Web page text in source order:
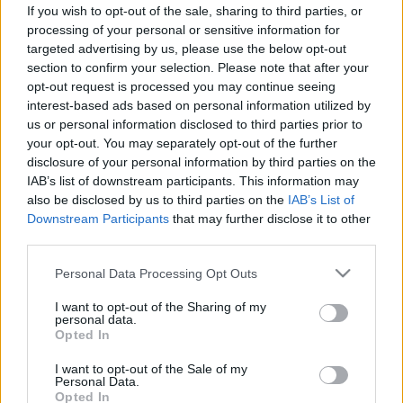
If you wish to opt-out of the sale, sharing to third parties, or
processing of your personal or sensitive information for
targeted advertising by us, please use the below opt-out
section to confirm your selection. Please note that after your
opt-out request is processed you may continue seeing
interest-based ads based on personal information utilized by
us or personal information disclosed to third parties prior to
your opt-out. You may separately opt-out of the further
disclosure of your personal information by third parties on the
IAB’s list of downstream participants. This information may
also be disclosed by us to third parties on the IAB’s List of
Downstream Participants that may further disclose it to other
Please note that this website/app uses one or more Google
not limited to your visit or usage behaviour. You may click to
grant or deny consent to Google and its third-party tags to
use your data for below specified purposes in below Google
consent section.
Personal Data Processing Opt Outs
I want to opt-out of the Sharing of my
personal data.
Opted In
I want to opt-out of the Sale of my
Personal Data.
Opted In
élmény a Városligetben